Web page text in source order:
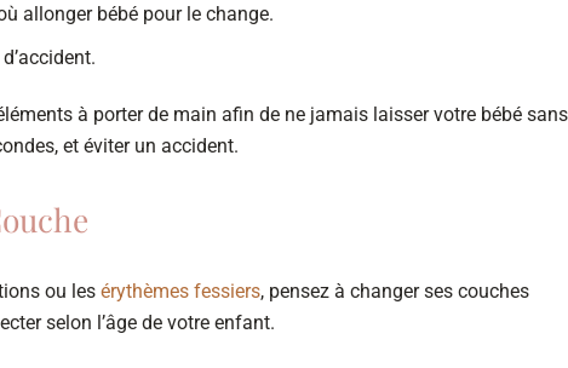
allonger bébé pour le change.
à porter de main afin de ne jamais laisser votre bébé sans
et éviter un accident.
ou les érythèmes fessiers, pensez à changer ses couches
selon l’âge de votre enfant.